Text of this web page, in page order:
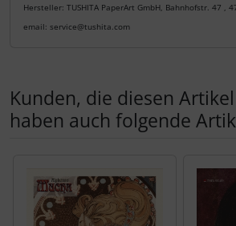
Hersteller: TUSHITA PaperArt GmbH, Bahnhofstr. 47 ,
email: service@tushita.com
Kunden, die diesen
haben auch folgende